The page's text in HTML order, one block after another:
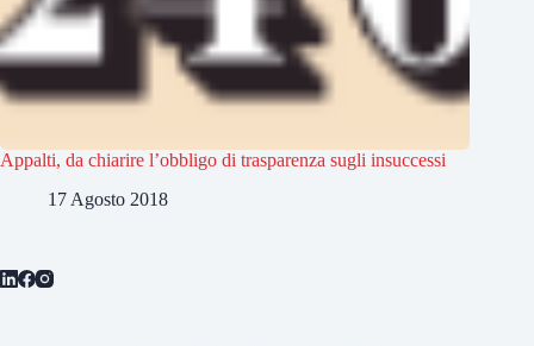
Appalti, da chiarire l’obbligo di trasparenza sugli insuccessi
17 Agosto 2018